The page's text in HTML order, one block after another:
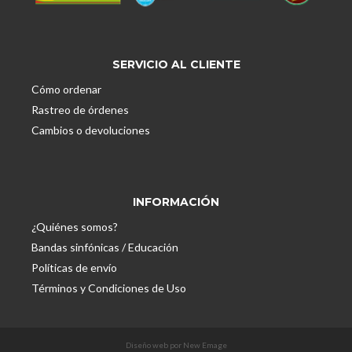
SERVICIO AL CLIENTE
Cómo ordenar
Rastreo de órdenes
Cambios o devoluciones
INFORMACIÓN
¿Quiénes somos?
Bandas sinfónicas / Educación
Políticas de envío
Términos y Condiciones de Uso
Diseño web por New Emage